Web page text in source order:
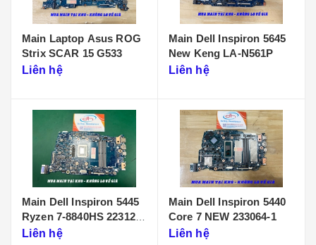
Main Laptop Asus ROG
Strix SCAR 15 G533
Liên hệ
Main Dell Inspiron 5645
New Keng LA-N561P
Liên hệ
Main Dell Inspiron 5445
Ryzen 7-8840HS 223125-
1Liên hệ
Main Dell Inspiron 5440
Core 7 NEW 233064-1
Liên hệ